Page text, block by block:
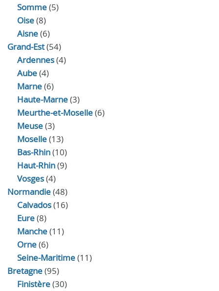
Somme(5)
Oise(8)
Aisne(6)
Grand-Est(54)
Ardennes(4)
Aube(4)
Marne(6)
Haute-Marne(3)
Meurthe-et-Moselle(6)
Meuse(3)
Moselle(13)
Bas-Rhin(10)
Haut-Rhin(9)
Vosges(4)
Normandie(48)
Calvados(16)
Eure(8)
Manche(11)
Orne(6)
Seine-Maritime(11)
Bretagne(95)
Finistère(30)